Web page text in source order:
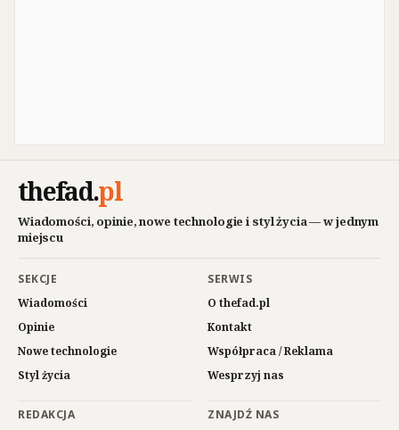
thefad.pl
Wiadomości, opinie, nowe technologie i styl życia — w jednym
miejscu
SEKCJE
Wiadomości
Opinie
Nowe technologie
Styl życia
SERWIS
O thefad.pl
Kontakt
Współpraca / Reklama
Wesprzyj nas
REDAKCJA ZNAJDŹ NAS